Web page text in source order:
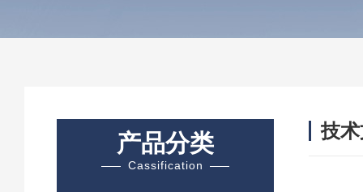
产品分类
Cassification
技